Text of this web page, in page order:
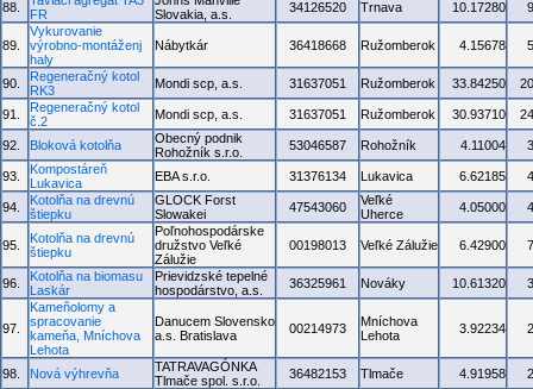
88.
FR
Slovakia, a.s.
34126520 Trnava 10.17280
89.
Vykurovanie
výrobno-montáženj
haly
Nábytkár 36418668 Ružomberok 4.15678
90.
Regeneračný kotol
RK3
Mondi scp, a.s. 31637051 Ružomberok 33.84250
91.
Regeneračný kotol
č.2
Mondi scp, a.s. 31637051 Ružomberok 30.93710
92. Bloková kotolňa
Obecný podnik
Rohožník s.r.o.
53046587 Rohožník 4.11004
93.
Kompostáreň
Lukavica
EBA s.r.o. 31376134 Lukavica 6.62185
94.
Kotolňa na drevnú
štiepku
GLOCK Forst
Slowakei
47543060
Veľké
Uherce
4.05000
95.
Kotolňa na drevnú
štiepku
Poľnohospodárske
družstvo Veľké
Zálužie
00198013 Veľké Zálužie 6.42900
96.
Kotolňa na biomasu
Laskár
Prievidzské tepelné
hospodárstvo, a.s.
36325961 Nováky 10.61320
97.
Kameňolomy a
spracovanie
kameňa, Mníchova
Lehota
Danucem Slovensko
a.s. Bratislava
00214973
Mníchova
Lehota
3.92234
98. Nová výhrevňa
TATRAVAGÓNKA
Tlmače spol. s.r.o.
36482153 Tlmače 4.91958